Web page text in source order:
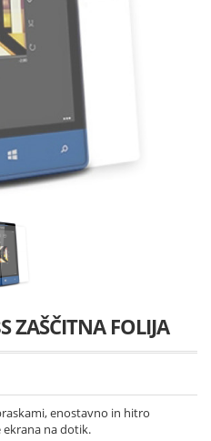
ZAŠČITNA FOLIJA
enostavno in hitro
na dotik.